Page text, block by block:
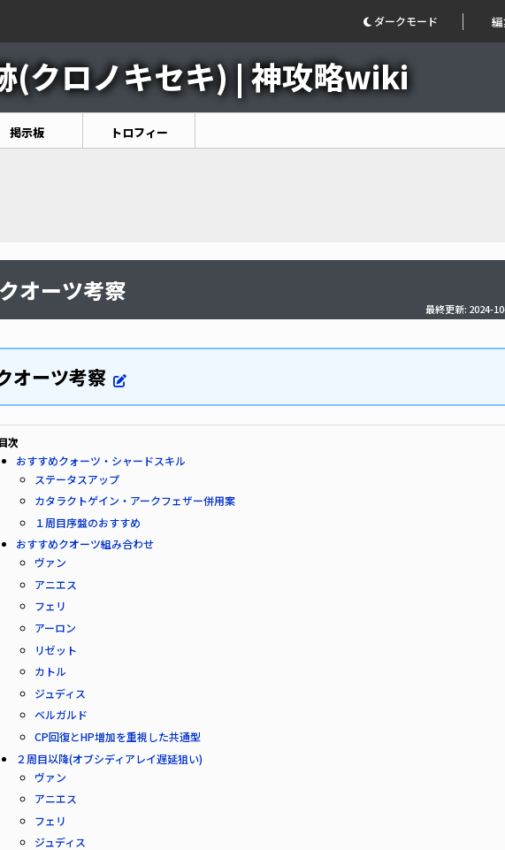
ダークモード
(クロノキセキ) | 神攻略wiki
掲示板 トロフィー
クオーツ考察
最終更新: 2024-
オーツ考察
次
おすすめクォーツ・シャードスキル
ステータスアップ
カタラクトゲイン・アークフェザー併用案
１周目序盤のおすすめ
おすすめクオーツ組み合わせ
ヴァン
アニエス
フェリ
アーロン
リゼット
カトル
ジュディス
ベルガルド
CP回復とHP増加を重視した共通型
２周目以降(オブシディアレイ遅延狙い)
ヴァン
アニエス
フェリ
ジュディス